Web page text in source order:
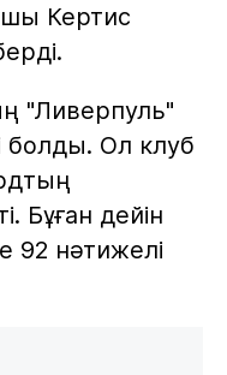
Кертис
"Ливерпуль"
болды. Ол клуб
Бұған дейін
92 нәтижелі